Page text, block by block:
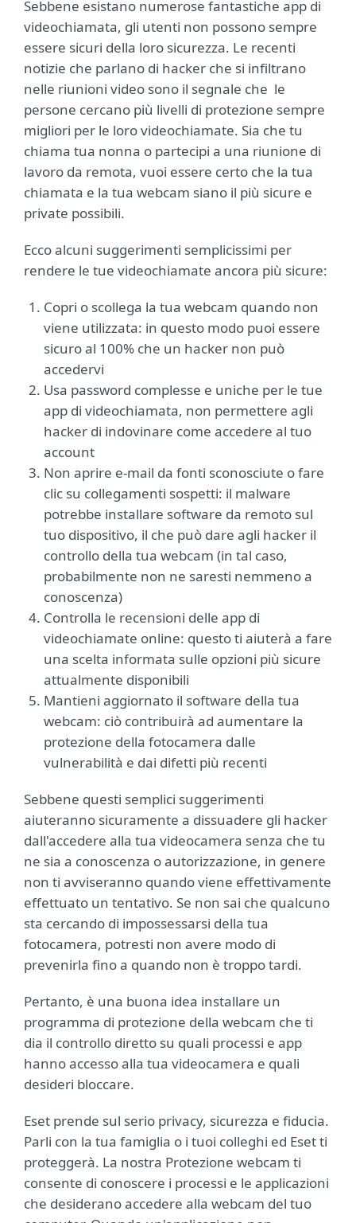
Sebbene esistano numerose fantastiche app di
videochiamata, gli utenti non possono sempre
essere sicuri della loro sicurezza. Le recenti
notizie che parlano di hacker che si infiltrano
nelle riunioni video sono il segnale che le
persone cercano più livelli di protezione sempre
migliori per le loro videochiamate. Sia che tu
chiama tua nonna o partecipi a una riunione di
lavoro da remota, vuoi essere certo che la tua
chiamata e la tua webcam siano il più sicure e
private possibili.
Ecco alcuni suggerimenti semplicissimi per
rendere le tue videochiamate ancora più sicure:
Copri o scollega la tua webcam quando non
viene utilizzata: in questo modo puoi essere
sicuro al 100% che un hacker non può
accedervi
Usa password complesse e uniche per le tue
app di videochiamata, non permettere agli
hacker di indovinare come accedere al tuo
account
Non aprire e-mail da fonti sconosciute o fare
clic su collegamenti sospetti: il malware
potrebbe installare software da remoto sul
tuo dispositivo, il che può dare agli hacker il
controllo della tua webcam (in tal caso,
probabilmente non ne saresti nemmeno a
conoscenza)
Controlla le recensioni delle app di
videochiamate online: questo ti aiuterà a fare
una scelta informata sulle opzioni più sicure
attualmente disponibili
Mantieni aggiornato il software della tua
webcam: ciò contribuirà ad aumentare la
protezione della fotocamera dalle
vulnerabilità e dai difetti più recenti
Sebbene questi semplici suggerimenti
aiuteranno sicuramente a dissuadere gli hacker
dall'accedere alla tua videocamera senza che tu
ne sia a conoscenza o autorizzazione, in genere
non ti avviseranno quando viene effettivamente
effettuato un tentativo. Se non sai che qualcuno
sta cercando di impossessarsi della tua
fotocamera, potresti non avere modo di
prevenirla fino a quando non è troppo tardi.
Pertanto, è una buona idea installare un
programma di protezione della webcam che ti
dia il controllo diretto su quali processi e app
hanno accesso alla tua videocamera e quali
desideri bloccare.
Eset prende sul serio privacy, sicurezza e fiducia.
Parli con la tua famiglia o i tuoi colleghi ed Eset ti
proteggerà. La nostra Protezione webcam ti
consente di conoscere i processi e le applicazioni
che desiderano accedere alla webcam del tuo